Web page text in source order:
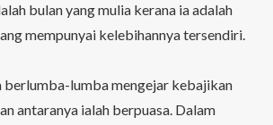
bulan yang mulia kerana ia adalah
mempunyai kelebihannya tersendiri.
berlumba-lumba mengejar kebajikan
antaranya ialah berpuasa. Dalam